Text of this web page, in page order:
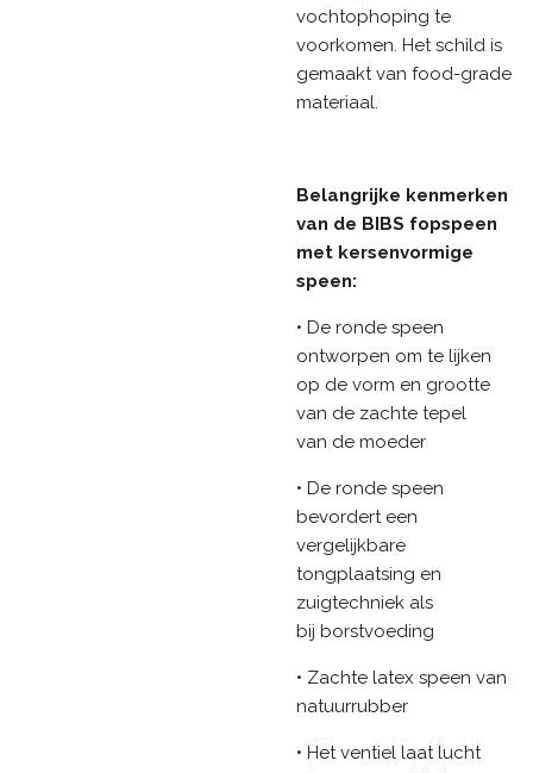
vochtophoping te
voorkomen. Het schild is
gemaakt van food-grade
materiaal.
Belangrijke kenmerken
van de BIBS fopspeen
met kersenvormige
speen:
• De ronde speen
ontworpen om te lijken
op de vorm en grootte
van de zachte tepel
van de moeder
• De ronde speen
bevordert een
vergelijkbare
tongplaatsing en
zuigtechniek als
bij borstvoeding
• Zachte latex speen van
natuurrubber
• Het ventiel laat lucht